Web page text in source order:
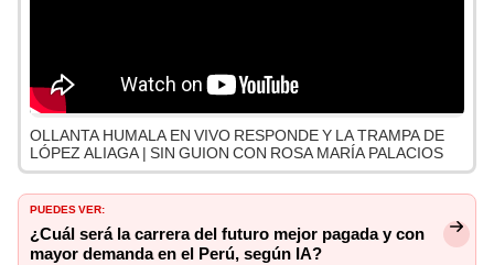
OLLANTA HUMALA EN VIVO RESPONDE Y LA TRAMPA DE
LÓPEZ ALIAGA | SIN GUION CON ROSA MARÍA PALACIOS
PUEDES VER:
¿Cuál será la carrera del futuro mejor pagada y con
mayor demanda en el Perú, según IA?